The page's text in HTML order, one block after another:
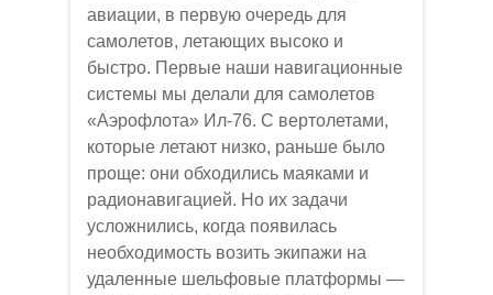
авиации, в первую очередь для
самолетов, летающих высоко и
быстро. Первые наши навигационные
системы мы делали для самолетов
«Аэрофлота» Ил-76. С вертолетами,
которые летают низко, раньше было
проще: они обходились маяками и
радионавигацией. Но их задачи
усложнились, когда появилась
необходимость возить экипажи на
удаленные шельфовые платформы —